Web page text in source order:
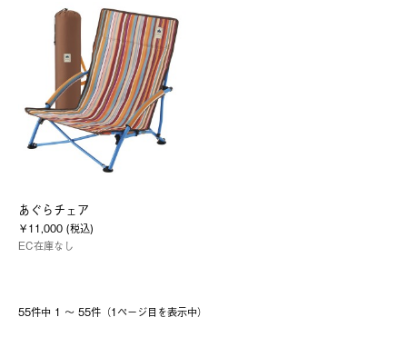
あぐらチェア
￥11,000 (税込)
EC在庫なし
55件中 1 〜 55件（1ページ⽬を表⽰中）